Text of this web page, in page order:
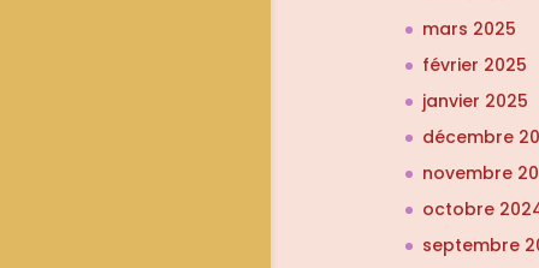
mars 2025
février 2025
janvier 2025
décembre
novembre
octobre
septembre